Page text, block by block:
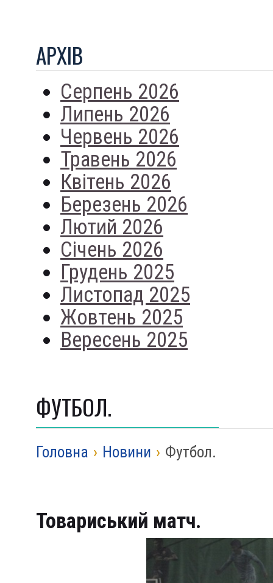
АРХIВ
Серпень 2026
Липень 2026
Червень 2026
Травень 2026
Квітень 2026
Березень 2026
Лютий 2026
Січень 2026
Грудень 2025
Листопад 2025
Жовтень 2025
Вересень 2025
ФУТБОЛ.
Головна › Новини › Футбол.
Товариський матч.